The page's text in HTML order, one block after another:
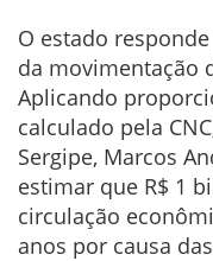
O estado
da movimentação
Aplicando
calculado pela
Sergipe, Marcos
estimar que R$ 1
circulação
anos por causa